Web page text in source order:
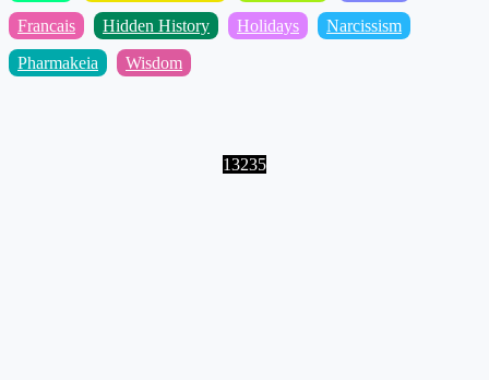
Francais
Hidden History Holidays
Narcissism
Pharmakeia
Wisdom
13235